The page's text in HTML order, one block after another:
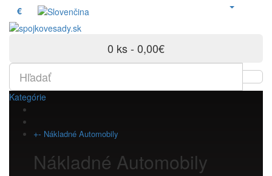
€
0 ks - 0,00€
Kategórie
+- Nákladné Automobily
Nákladné Automobily